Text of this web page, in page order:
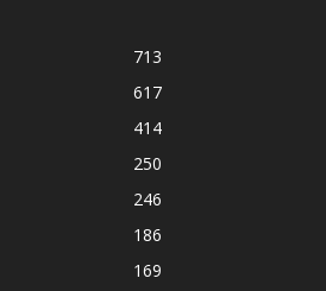
713
617
414
250
246
186
169